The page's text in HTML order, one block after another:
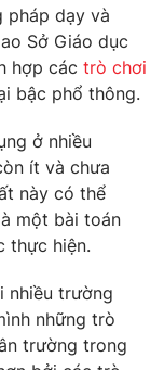
pháp dạy và
Sở Giáo dục
hợp các trò chơi
bậc phổ thông.
ở nhiều
ít và chưa
này có thể
một bài toán
thực hiện.
nhiều trường
những trò
trường trong